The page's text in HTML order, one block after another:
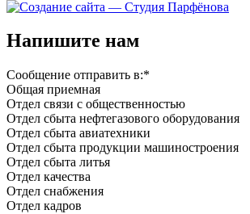
Напишите нам
Сообщение отправить в:*
Общая приемная
Отдел связи с общественностью
Oтдел сбыта нефтегазового оборудования
Отдел сбыта авиатехники
Отдел сбыта продукции машиностроения
Отдел сбыта литья
Отдел качества
Oтдел снабжения
Отдел кадров